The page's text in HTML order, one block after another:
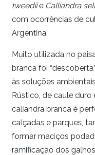
tweediie Calliandra
com ocorrências de
Argentina.
Muito utilizada no
branca foi
às soluções
Rústico, de caule duro
caliandra branca é
calçadas e parques,
formar maciços
ramificação dos